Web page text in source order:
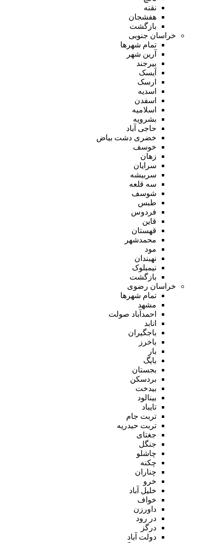
نقنه
هفشجان
بازگشت
خراسان جنوبی
تمام شهر‌ها
آرین شهر
بیرجند
آیسک
ارسک
اسدیه
اسفدن
اسلامیه
بشرویه
حاجی آباد
خضری دشت بیاض
خوسف
زهان
سرایان
سربیشه
سه قلعه
شوسف
طبس
فردوس
قاین
قهستان
محمدشهر
مود
نهبندان
نیمبلوک
بازگشت
خراسان رضوی
تمام شهر‌ها
مشهد
احمدآباد صولت
انابد
باجگیران
باخرز
بار
بایگ
بجستان
بردسکن
بیدخت
بینالود
تایباد
تربت جام
تربت حیدریه
جغتای
جنگل
چاشلو
چکنه
چناران
خرو
خلیل آباد
خواف
داورزن
در رود
درگز
دولت آباد